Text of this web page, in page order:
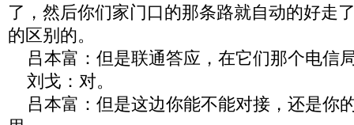
了，然后你们家门口的那条路就自动的好走
的区别的。
吕本富：但是联通答应，在它们那个电信
刘戈：对。
吕本富：但是这边你能不能对接，还是你